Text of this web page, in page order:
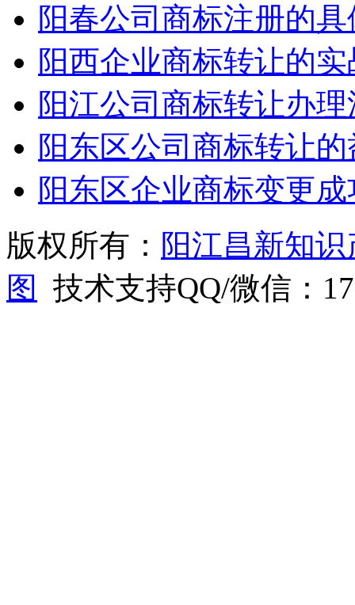
阳春公司商标注册的
阳西企业商标转让的
阳江公司商标转让办
阳东区公司商标转让
阳东区企业商标变更
版权所有： 阳江昌新知
图
技术支持QQ/微信：